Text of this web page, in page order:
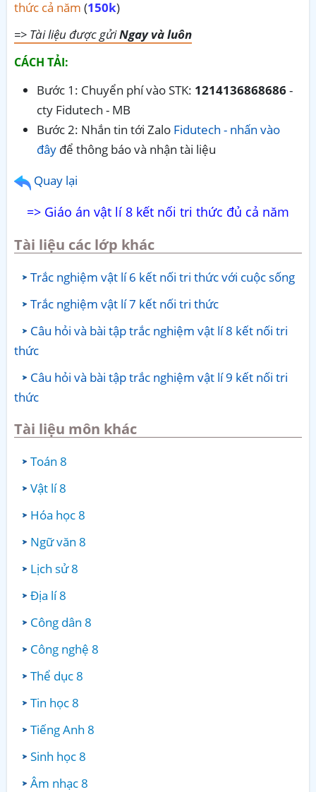
thức cả năm (150k)
=> Tài liệu được gửiNgay và luôn
CÁCH TẢI:
Bước 1: Chuyển phí vào STK: 1214136868686-
cty Fidutech - MB
Bước 2: Nhắn tin tới Zalo Fidutech - nhấn vào
đây để thông báo và nhận tài liệu
Quay lại
=> Giáo án vật lí 8 kết nối tri thức đủ cả năm
Tài liệu các lớp khác
Trắc nghiệm vật lí 6 kết nối tri thức với cuộc sống
Trắc nghiệm vật lí 7 kết nối tri thức
Câu hỏi và bài tập trắc nghiệm vật lí 8 kết nối tri
thức
Câu hỏi và bài tập trắc nghiệm vật lí 9 kết nối tri
thức
Tài liệu môn khác
Toán 8
Vật lí 8
Hóa học 8
Ngữ văn 8
Lịch sử 8
Địa lí 8
Công dân 8
Công nghệ 8
Thể dục 8
Tin học 8
Tiếng Anh 8
Sinh học 8
Âm nhạc 8